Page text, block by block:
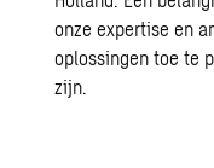
onze expertise en
oplossingen toe te
zijn.